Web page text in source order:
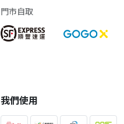
門市自取
我們使用